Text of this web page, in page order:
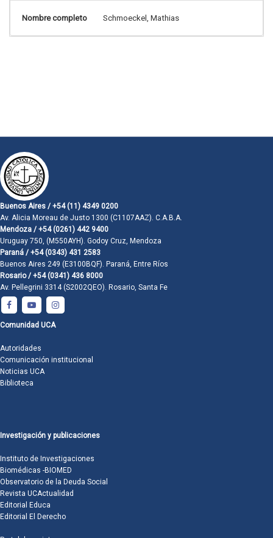
Nombre completo Schmoeckel, Mathias
Buenos Aires / +54 (11) 4349 0200
Av. Alicia Moreau de Justo 1300 (C1107AAZ). C.A.B.A.
Mendoza / +54 (0261) 442 9400
Uruguay 750, (M550AYH). Godoy Cruz, Mendoza
Paraná / +54 (0343) 431 2583
Buenos Aires 249 (E3100BQF). Paraná, Entre Ríos
Rosario / +54 (0341) 436 8000
Av. Pellegrini 3314 (S2002QEO). Rosario, Santa Fe
Comunidad UCA
Autoridades
Comunicación institucional
Noticias UCA
Biblioteca
Investigación y publicaciones
Instituto de Investigaciones
Biomédicas -BIOMED
Observatorio de la Deuda Social
Revista UCActualidad
Editorial Educa
Editorial El Derecho